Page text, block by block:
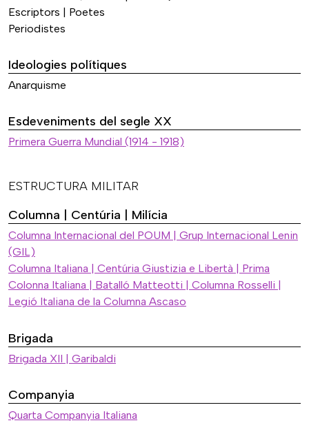
Escriptors | Poetes
Periodistes
Ideologies polítiques
Anarquisme
Esdeveniments del segle XX
Primera Guerra Mundial (1914 - 1918)
ESTRUCTURA MILITAR
Columna | Centúria | Milícia
Columna Internacional del POUM | Grup Internacional Lenin
(GIL)
Columna Italiana | Centúria Giustizia e Libertà | Prima
Colonna Italiana | Batalló Matteotti | Columna Rosselli |
Legió Italiana de la Columna Ascaso
Brigada
Brigada XII | Garibaldi
Companyia
Quarta Companyia Italiana